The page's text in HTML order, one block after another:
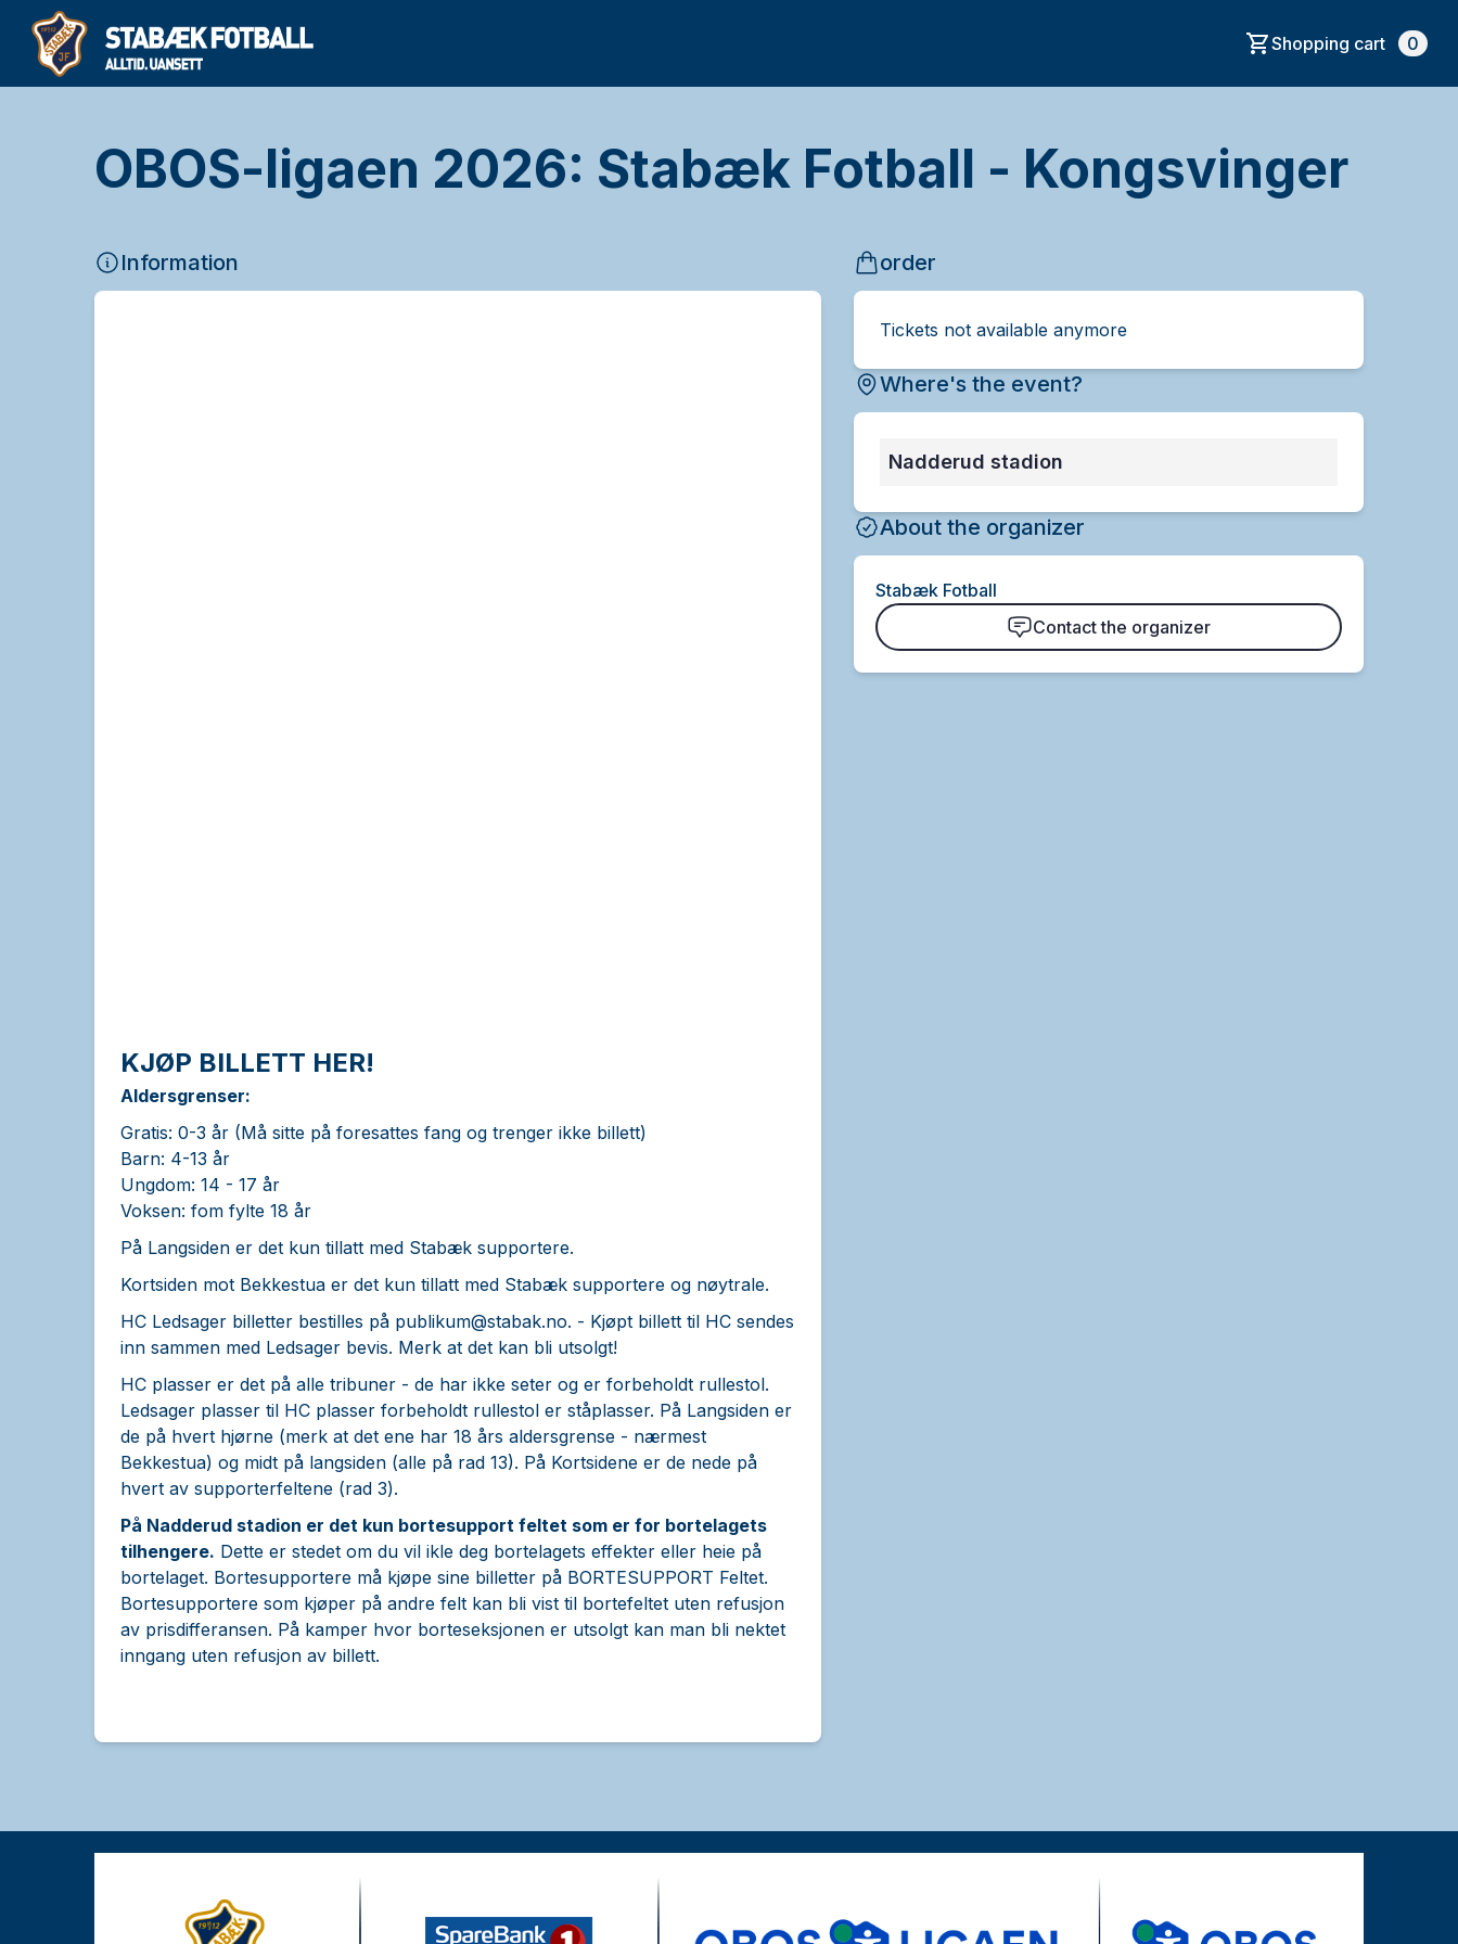
Shopping cart 0
OBOS-ligaen 2026: Stabæk Fotball - Kongsvinger
Information
KJØP BILLETT HER!
Aldersgrenser:
Gratis: 0-3 år (Må sitte på foresattes fang og trenger ikke billett)
Barn: 4-13 år
Ungdom: 14 - 17 år
Voksen: fom fylte 18 år
På Langsiden er det kun tillatt med Stabæk supportere.
Kortsiden mot Bekkestua er det kun tillatt med Stabæk supportere og nøytrale.
HC Ledsager billetter bestilles på publikum@stabak.no. - Kjøpt billett til HC sendes
inn sammen med Ledsager bevis. Merk at det kan bli utsolgt!
HC plasser er det på alle tribuner - de har ikke seter og er forbeholdt rullestol.
Ledsager plasser til HC plasser forbeholdt rullestol er ståplasser. På Langsiden er
de på hvert hjørne (merk at det ene har 18 års aldersgrense - nærmest
Bekkestua) og midt på langsiden (alle på rad 13). På Kortsidene er de nede på
hvert av supporterfeltene (rad 3).
På Nadderud stadion er det kun bortesupport feltet som er for bortelagets
tilhengere. Dette er stedet om du vil ikle deg bortelagets effekter eller heie på
bortelaget. Bortesupportere må kjøpe sine billetter på BORTESUPPORT Feltet.
Bortesupportere som kjøper på andre felt kan bli vist til bortefeltet uten refusjon
av prisdifferansen. På kamper hvor borteseksjonen er utsolgt kan man bli nektet
inngang uten refusjon av billett.
order
Tickets not available anymore
Where's the event?
Nadderud stadion
About the organizer
Stabæk Fotball
Contact the organizer